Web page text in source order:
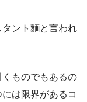
ント麵と言われ
くものでもあるの
は限界があるコ